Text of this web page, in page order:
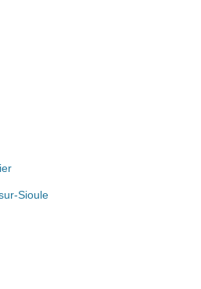
Sioule